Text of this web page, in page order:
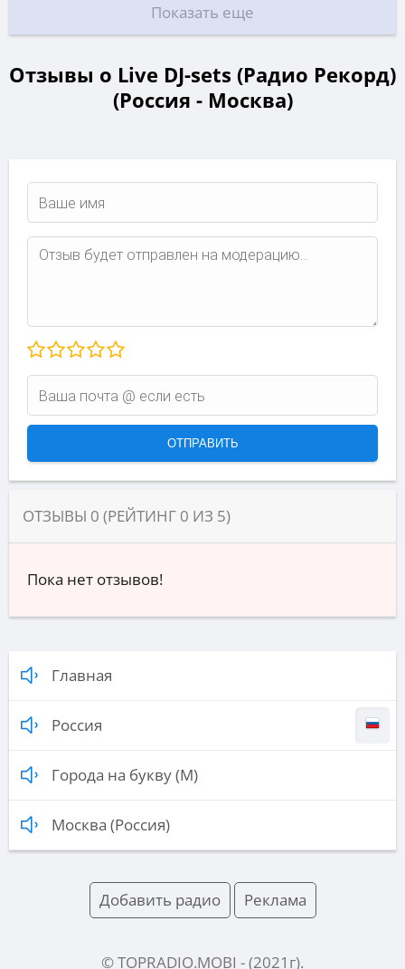
Показать еще
Отзывы о Live DJ-sets (Радио Рекорд)
(Россия - Москва)
ОТЗЫВЫ 0 (РЕЙТИНГ 0 ИЗ 5)
Пока нет отзывов!
Главная
Россия
Города на букву (М)
Москва (Россия)
Добавить радио Реклама
© TOPRADIO.MOBI - (2021 г).